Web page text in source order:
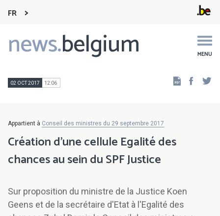
FR
news.belgium MENU
Main
navigation
02 OCT 2017 12:06
Appartient à Conseil des ministres du 29 septembre 2017
Création d'une cellule Egalité des
chances au sein du SPF Justice
Sur proposition du ministre de la Justice Koen
Geens et de la secrétaire d'Etat à l'Egalité des